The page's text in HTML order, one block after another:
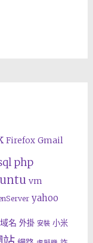
Firefox Gmail
php
vm
yahoo
域名 外掛 安裝 小米